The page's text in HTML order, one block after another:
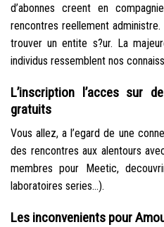
d’abonnes creent en
rencontres reellement
trouver un entite s?ur. La
individus ressemblent nos
L’inscription l’acces sur
gratuits
Vous allez, a l’egard de une
des rencontres aux alentours
membres pour Meetic,
laboratoires series…).
Les inconvenients pour